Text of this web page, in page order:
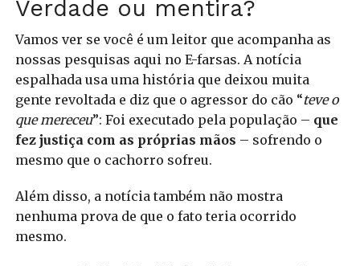
Verdade ou mentira?
Vamos ver se você é um leitor que acompanha as
nossas pesquisas aqui no E-farsas. A notícia
espalhada usa uma história que deixou muita
gente revoltada e diz que o agressor do cão “teve o
que mereceu”: Foi executado pela população – que
fez justiça com as próprias mãos – sofrendo o
mesmo que o cachorro sofreu.
Além disso, a notícia também não mostra
nenhuma prova de que o fato teria ocorrido
mesmo.